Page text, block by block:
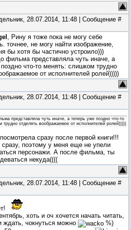
28.07.2014, 11:48 | Сообщение #
, Рину я тоже пока не могу себе
точнее, не могу найти изображение,
бы хотя бы частично устроило)))
фильма представляла чуть иначе, а
что-то менять: слишком трудно
от исполнителей ролей)))))
28.07.2014, 11:48 | Сообщение #
представляла чуть иначе, а теперь уже поздно что-то
трудно отделять воображаемое от исполнителей ролей)))))
сразу после первой книги!!!
сразу, поэтому у меня еще не упели
персонажи. А после фильма, ты
некуда((((
28.07.2014, 11:48 | Сообщение #
хоть и оч хочется начать читать,
ждать, чокнуться можно
%)